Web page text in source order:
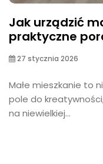
Jak urządzić
praktyczne
27 stycznia 2026
Małe mieszkanie to
pole do
na niewielkiej...